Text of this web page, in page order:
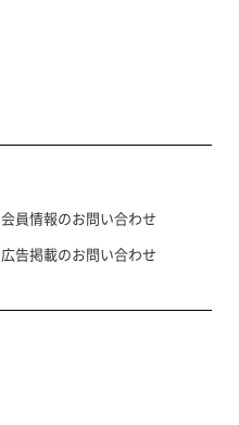
会員情報のお問い合わせ
広告掲載のお問い合わせ